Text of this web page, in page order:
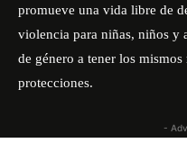
promueve una vida libre de
violencia para niñas, niños y
de género a tener los
protecciones.
-